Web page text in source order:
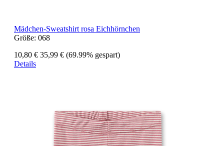
Mädchen-Sweatshirt rosa Eichhörnchen
Größe: 068
10,80 € 35,99 € (69.99% gespart)
Details